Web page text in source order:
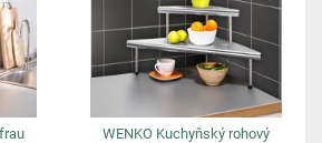
WENKO Kuchyňský rohový